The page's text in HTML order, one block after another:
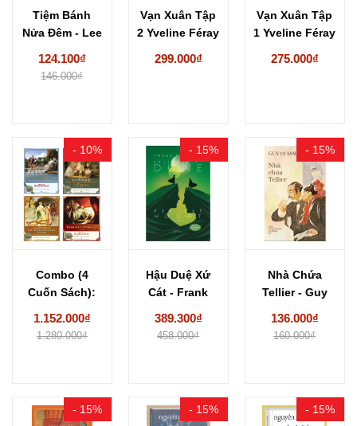
Tiệm Bánh
Nửa Đêm - Lee
124.100₫
146.000₫
Vạn Xuân Tập
2 Yveline Féray
299.000₫
Vạn Xuân Tập
1 Yveline Féray
275.000₫
- 10%
Combo (4
Cuốn Sách):
1.152.000₫
1.280.000₫
- 15%
Hậu Duệ Xứ
Cát - Frank
389.300₫
458.000₫
- 15%
Nhà Chứa
Tellier - Guy
136.000₫
160.000₫
- 15% - 15% - 15%